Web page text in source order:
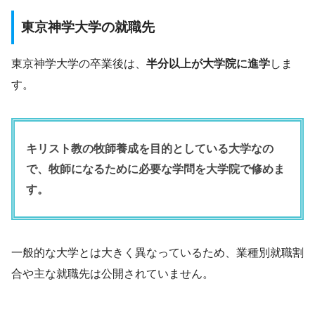
東京神学大学の就職先
東京神学大学の卒業後は、 半分以上が大学院に進学しま
す。
キリスト教の牧師養成を目的としている大学なの
で、牧師になるために必要な学問を大学院で修めま
す。
一般的な大学とは大きく異なっているため、業種別就職割
合や主な就職先は公開されていません。